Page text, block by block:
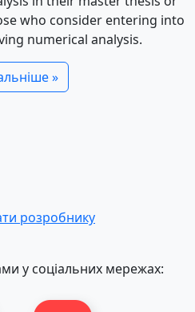
who consider entering into
numerical analysis.
»
розробнику
у соціальних мережах: